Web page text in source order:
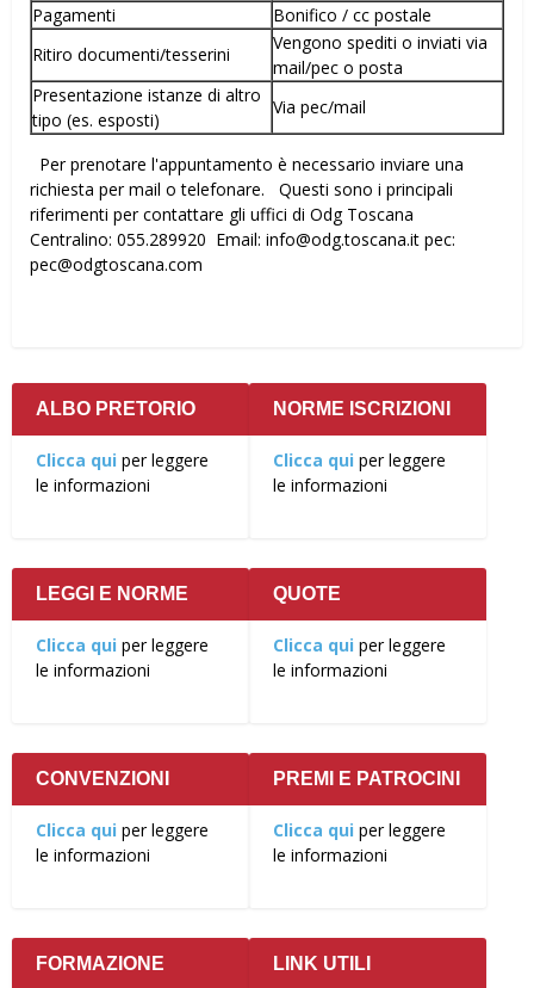
Pagamenti
Bonifico / cc postale
Ritiro documenti/tesserini
Vengono spediti o inviati via
mail/pec o posta
Presentazione istanze di altro
tipo (es. esposti)
Via pec/mail
Per prenotare l'appuntamento è necessario inviare una
richiesta per mail o telefonare. Questi sono i principali
riferimenti per contattare gli uffici di Odg Toscana
Centralino: 055.289920 Email: info@odg.toscana.it pec:
pec@odgtoscana.com
ALBO PRETORIO
Clicca qui per leggere
le informazioni
NORME ISCRIZIONI
Clicca qui per leggere
le informazioni
LEGGI E NORME
Clicca qui per leggere
le informazioni
QUOTE
Clicca qui per leggere
le informazioni
CONVENZIONI
Clicca qui per leggere
le informazioni
PREMI E PATROCINI
Clicca qui per leggere
le informazioni
FORMAZIONE LINK UTILI